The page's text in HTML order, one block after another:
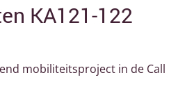
KA121-122
mobiliteitsproject in de Call